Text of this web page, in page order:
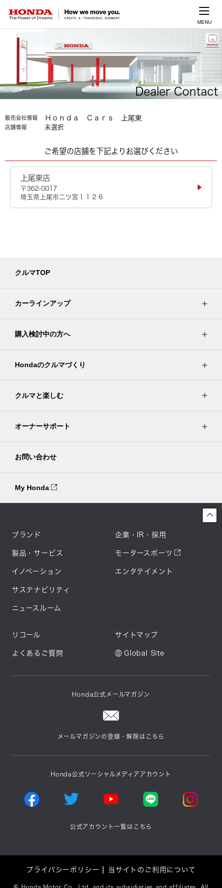
MENU
Dealer Contact
販売会社情報 Ｈｏｎｄａ Ｃａｒｓ 上尾東
店舗情報 未選択
ご希望の店舗を下記よりお選びください
上尾東店
〒362-0017
埼玉県上尾市二ツ宮１１２６
クルマTOP
カーラインアップ
購入検討中の方へ
Hondaのクルマづくり
クルマと楽しむ
オーナーサポート
お問い合わせ
My Honda
ブランド
製品・サービス
イノベーション
サステナビリティ
ニュースルーム
企業・IR・採用
モータースポーツ
エンタテイメント
リコール
よくあるご質問
サイトマップ
Global Site
Honda公式メールマガジン
メールマガジンの登録・解除はこちら
Honda公式ソーシャルメディアアカウント
公式アカウント一覧はこちら
プライバシーポリシー 当サイトのご利用について
Honda Motor Co., Ltd. and its subsidiaries and affiliates. All